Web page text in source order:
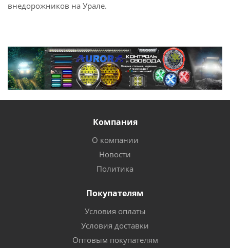
внедорожников на Урале.
Компания
О компании
Новости
Политика
Покупателям
Условия оплаты
Условия доставки
Оптовым покупателям